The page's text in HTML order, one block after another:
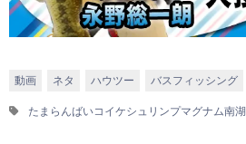
動画 ネタ ハウツー バスフィッシング
たまらんばいコイケシュリンプマグナム南湖